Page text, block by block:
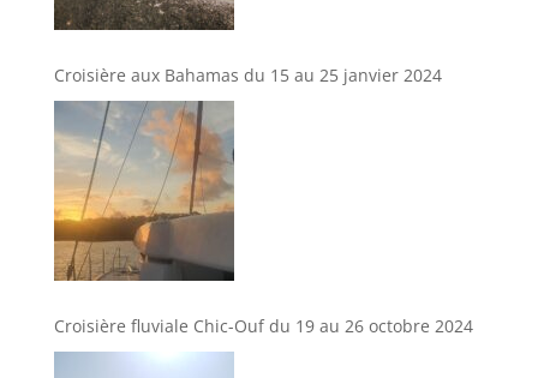
Croisière aux Bahamas du 15 au 25 janvier 2024
Croisière fluviale Chic-Ouf du 19 au 26 octobre 2024